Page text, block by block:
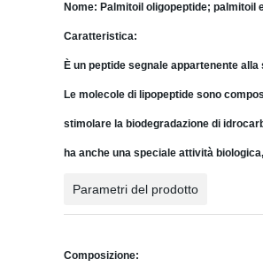
Nome: Palmitoil oligopeptide; palmitoil
Caratteristica:
È un peptide segnale appartenente
Le molecole di lipopeptide sono
stimolare la biodegradazione di
ha anche una speciale attività
Parametri del prodotto
Composizione: